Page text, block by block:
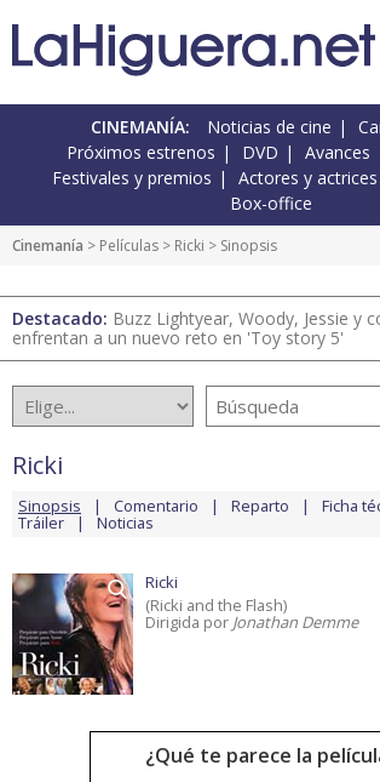
CINEMANÍA: Noticias de cine
Próximos estrenos
DVD Avances
Festivales y premios
Actores y actrices
Box-office
Cinemanía > Películas > Ricki > Sinopsis
Destacado: Buzz Lightyear, Woody, Jessie y
enfrentan a un nuevo reto en 'Toy story 5'
Ricki
Sinopsis Comentario Reparto Ficha
Tráiler Noticias
Ricki
(Ricki and the Flash)
Dirigida por Jonathan Demme
¿Qué te parece la